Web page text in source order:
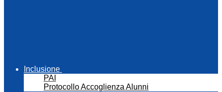
Inclusione
PAI
Protocollo Accoglienza Alunni